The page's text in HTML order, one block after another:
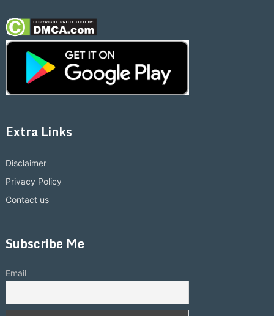
Extra Links
Disclaimer
Privacy Policy
Contact us
Subscribe Me
Email